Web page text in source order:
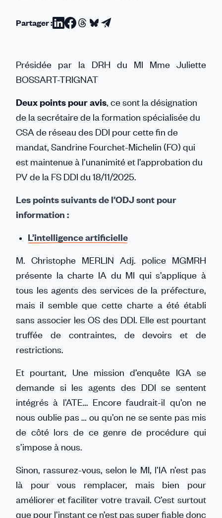
Partager :Partager
Linkedin
Partager
Facebook
Partager
Threads
Partager
Bluesky
Partager
email
Présidée par la DRH du MI Mme Juliette
BOSSART-TRIGNAT
Deux points pour avis, ce sont la désignation
de la secrétaire de la formation spécialisée du
CSA de réseau des DDI pour cette fin de
mandat, Sandrine Fourchet-Michelin (FO) qui
est maintenue à l’unanimité et l’approbation du
PV de la FS DDI du 18/11/2025.
Les points suivants de l’ODJ sont pour
information :
L’intelligence artificielle
M. Christophe MERLIN Adj. police MGMRH
présente la charte IA du MI qui s’applique à
tous les agents des services de la préfecture,
mais il semble que cette charte a été établi
sans associer les OS des DDI. Elle est pourtant
truffée de contraintes, de devoirs et de
restrictions.
Et pourtant, Une mission d’enquête IGA se
demande si les agents des DDI se sentent
intégrés à l’ATE… Encore faudrait-il qu’on ne
nous oublie pas … ou qu’on ne se sente pas mis
de côté lors de ce genre de procédure qui
s’impose à nous.
Sinon, rassurez-vous, selon le MI, l’IA n’est pas
là pour vous remplacer, mais bien pour
améliorer et faciliter votre travail. C’est surtout
que pour l’instant ce n’est pas super fiable donc